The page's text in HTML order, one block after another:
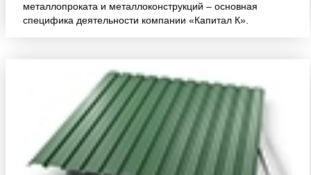
металлопроката и металлоконструкций – основная
специфика деятельности компании «Капитал К».